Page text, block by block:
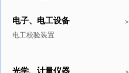
>
电子、电工设备
电工校验装置
光学、计量仪器